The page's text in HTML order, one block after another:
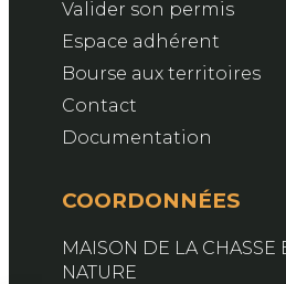
Valider son permis
Espace adhérent
Bourse aux territoires
Contact
Documentation
COORDONNÉES
MAISON DE LA CHASSE
NATURE